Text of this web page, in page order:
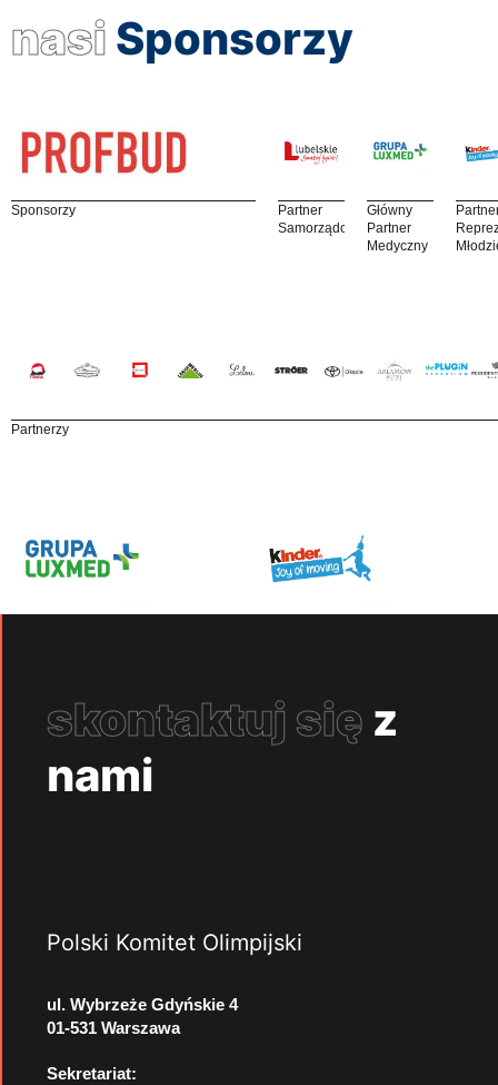
nasi Sponsorzy
Sponsorzy
Partner
Samorządowy
Główny
Partner
Medyczny
Partnerzy
skontaktuj się z
nami
Polski Komitet Olimpijski
ul. Wybrzeże Gdyńskie 4
01-531 Warszawa
Sekretariat: